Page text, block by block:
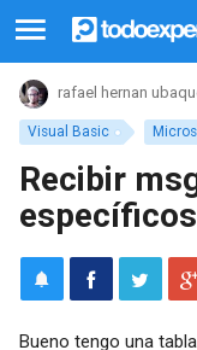
Visual Basic
rafael hernan
Recibir
específicos
Bueno tengo una